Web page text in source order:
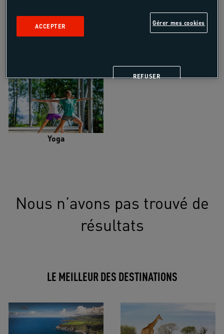
Vélo de randonnée
Yoga
Nous n’avons pas trouvé de
résultats
LE MEILLEUR DES DESTINATIONS
Gérer mes cookies
REFUSER
ACCEPTER